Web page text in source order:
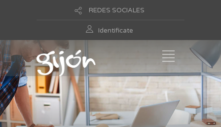
REDES SOCIALES
Identificate